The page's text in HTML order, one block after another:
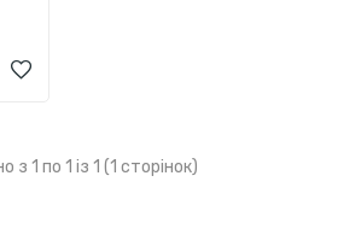
з 1 по 1 із 1 (1 сторінок)